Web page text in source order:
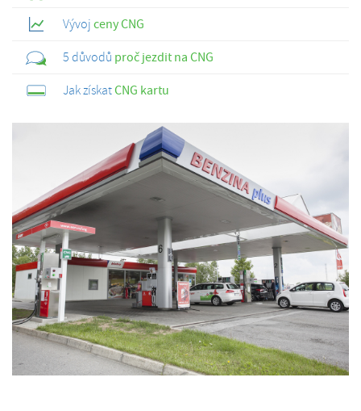
Vývoj ceny CNG
5 důvodů proč jezdit na CNG
Jak získatCNG kartu